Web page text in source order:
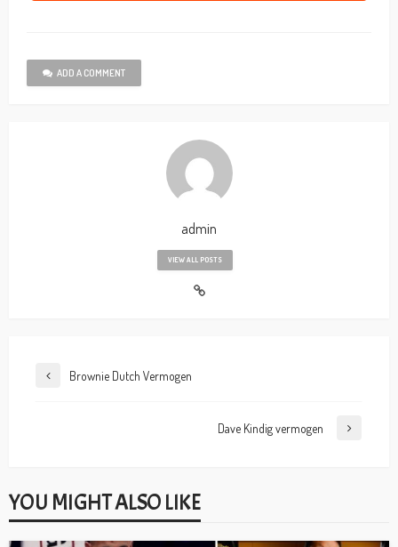
ADD A COMMENT
admin
VIEW ALL POSTS
Brownie Dutch Vermogen
Dave Kindig vermogen
YOU MIGHT ALSO LIKE